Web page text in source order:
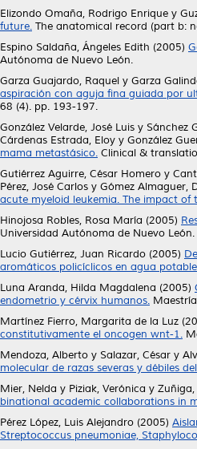
Elizondo Omaña, Rodrigo Enrique y
future. The anatomical record (part b:
Espino Saldaña, Ángeles Edith (2005)
Autónoma de Nuevo León.
Garza Guajardo, Raquel y Garza
aspiración con aguja fina guiada por
68 (4). pp. 193-197.
González Velarde, José Luis y Sánchez
Cárdenas Estrada, Eloy y González
mama metastásico. Clinical &
Gutiérrez Aguirre, César Homero y
Pérez, José Carlos y Gómez Almaguer,
acute myeloid leukemia. The impact of
Hinojosa Robles, Rosa María (2005)
Universidad Autónoma de Nuevo León.
Lucio Gutiérrez, Juan Ricardo (2005)
aromáticos policíclicos en agua
Luna Aranda, Hilda Magdalena (2005)
endometrio y cérvix humanos.
Martínez Fierro, Margarita de la Luz
constitutivamente el oncogen wnt-1.
Mendoza, Alberto y Salazar, César y
molecular de razas severas y débiles
Mier, Nelda y Piziak, Verónica y
binational academic collaborations in
Pérez López, Luis Alejandro (2005)
Streptococcus pneumoniae,